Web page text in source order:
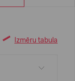
Izmēru tabula